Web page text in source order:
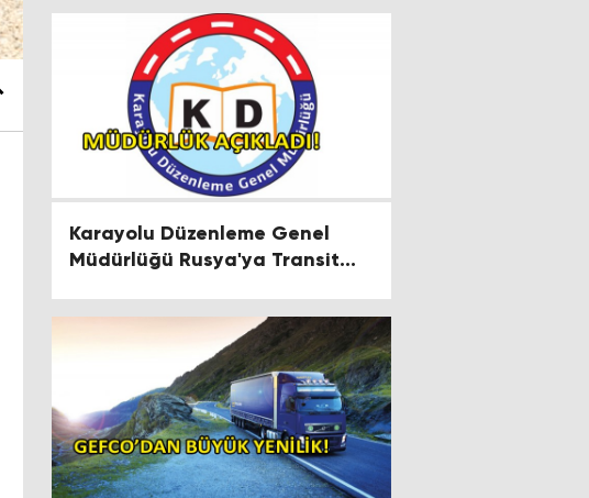
Karayolu Düzenleme Genel
Müdürlüğü Rusya'ya Transit
Açıklama Yaptı